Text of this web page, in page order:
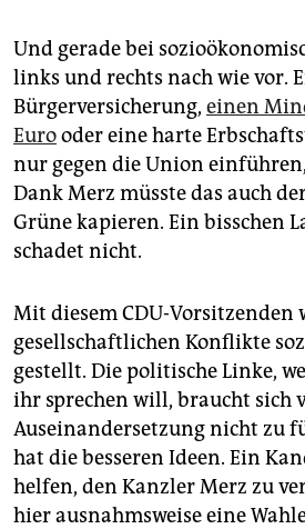
Und gerade bei
links und rechts nach wie vor.
Bürgerversicherung, einen
Eurooder eine harte
nur gegen die Union
Dank Merz müsste das auch
Grüne kapieren. Ein bisschen
schadet nicht.
Mit diesem CDU-Vorsitzenden
gesellschaftlichen Konflikte
gestellt. Die politische Linke,
ihr sprechen will, braucht sich
Auseinandersetzung nicht zu
hat die besseren Ideen. Ein
helfen, den Kanzler Merz zu
hier ausnahmsweise eine